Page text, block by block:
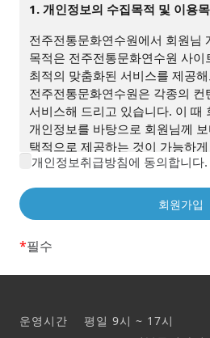
1. 개인정보의 수집목적 및 이용
전주전통문화연수원에서 회원님
목적은 전주전통문화연수원 사이
최적의 맞춤화된 서비스를 제공
전주전통문화연수원은 각종의
서비스해 드리고 있습니다. 이 때
개인정보를 바탕으로 회원님께
택적으로 제공하는 것이 가능하
1) 서비스제공을 위한 계약의 성
2) 기타 새로운 서비스, 신상품이
(2) 단, 이용자의 기본적 인권 침
향 및 범죄기록, 건강상태 및 성생
개인정보취급방침에 동의합니다.
*필수
운영시간 평일 9시 ~ 17시